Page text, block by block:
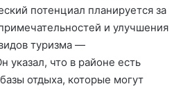
потенциал планируется за
и улучшения
туризма —
что в районе есть
отдыха, которые могут